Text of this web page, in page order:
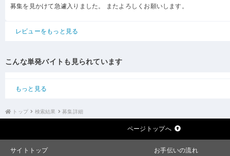
募集を見かけて急遽入りました。 またよろしくお願いします。
レビューをもっと見る
こんな単発バイトも見られています
もっと見る
トップ 検索結果 募集詳細
ページトップへ
サイトトップ
お手伝いの流れ